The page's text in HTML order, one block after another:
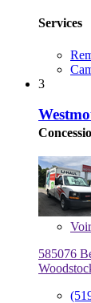
Services
3
Voir
585076